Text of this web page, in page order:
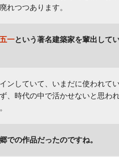
れつつあります。
一という著名建築家を輩出して
ンしていて、いまだに使われて
、時代の中で活かせないと思わ
での作品だったのですね。